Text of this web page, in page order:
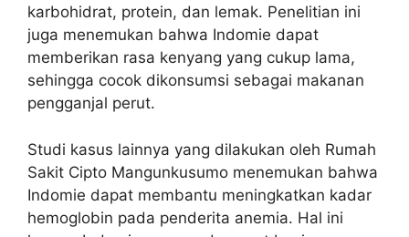
karbohidrat, protein, dan lemak. Penelitian ini
juga menemukan bahwa Indomie dapat
memberikan rasa kenyang yang cukup lama,
sehingga cocok dikonsumsi sebagai makanan
pengganjal perut.
Studi kasus lainnya yang dilakukan oleh Rumah
Sakit Cipto Mangunkusumo menemukan bahwa
Indomie dapat membantu meningkatkan kadar
hemoglobin pada penderita anemia. Hal ini